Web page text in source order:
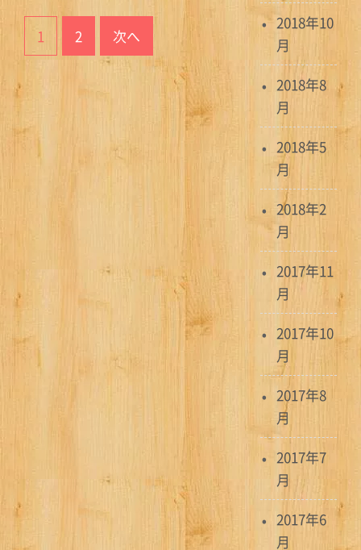
投
稿
ゲ
1 2 次へ
2018年10
月
2018年8
月
2018年5
月
2018年2
月
2017年11
月
2017年10
月
2017年8
月
2017年7
月
2017年6
月